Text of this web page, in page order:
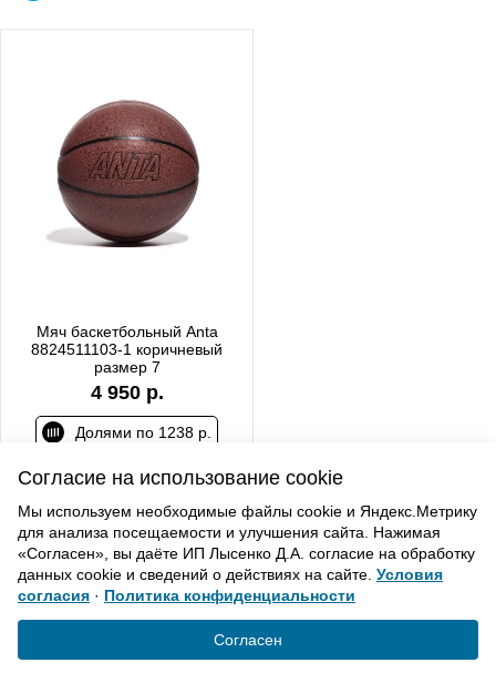
Мяч баскетбольный Anta
8824511103-1 коричневый
размер 7
4 950 р.
Долями по 1238 р.
Согласие на использование cookie
Мы используем необходимые файлы cookie и Яндекс.Метрику
для анализа посещаемости и улучшения сайта. Нажимая
«Согласен», вы даёте ИП Лысенко Д.А. согласие на обработку
данных cookie и сведений о действиях на сайте. Условия
согласия · Политика конфиденциальности
Согласен